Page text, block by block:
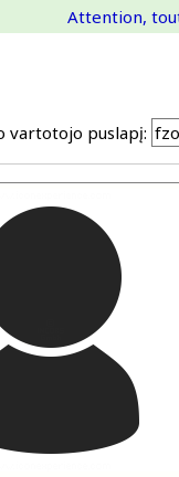
Attention,
vartotojo puslapį: